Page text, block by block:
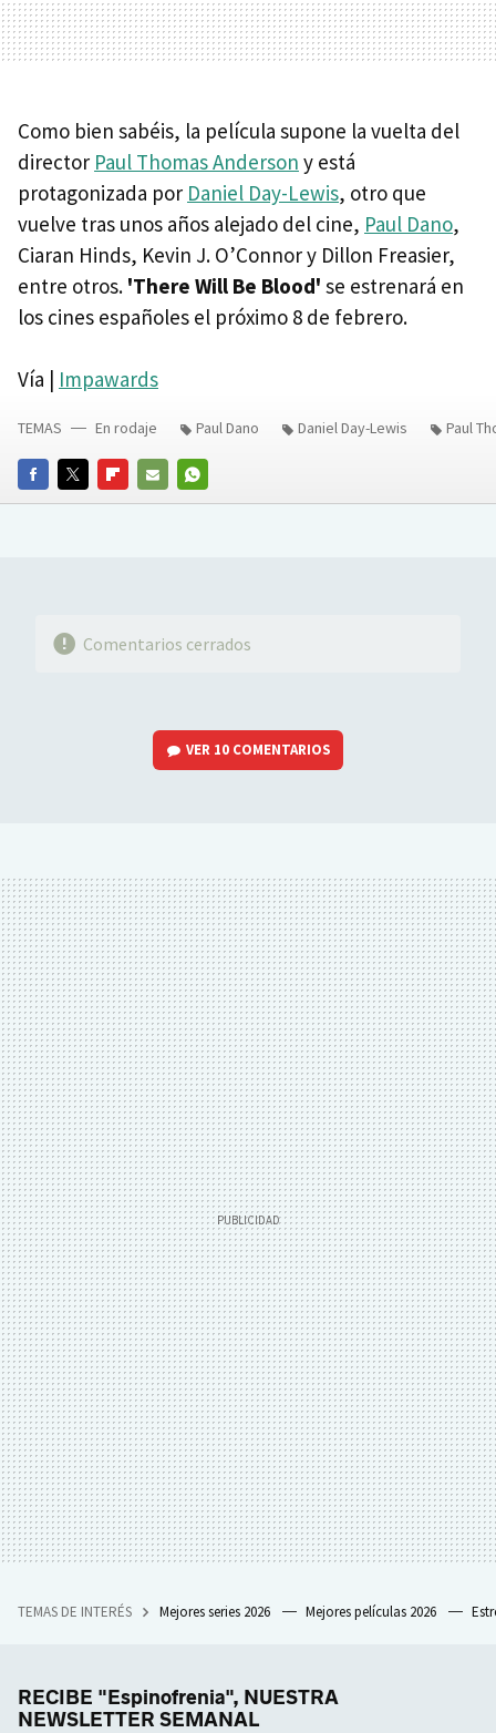
Como bien sabéis, la película supone la vuelta del
director Paul Thomas Anderson y está
protagonizada por Daniel Day-Lewis, otro que
vuelve tras unos años alejado del cine, Paul Dano,
Ciaran Hinds, Kevin J. O’Connor y Dillon Freasier,
entre otros. 'There Will Be Blood' se estrenará en
los cines españoles el próximo 8 de febrero.
Vía | Impawards
FACEBOOKTWITTERFLIPBOARD
E-
WHATSAPP
TEMAS En rodaje Paul Dano Daniel Day-Lewis Paul
Comentarios cerrados
VER 10 COMENTARIOS
TEMAS DE INTERÉS Mejores series 2026 Mejores películas 2026
RECIBE "Espinofrenia", NUESTRA
NEWSLETTER SEMANAL